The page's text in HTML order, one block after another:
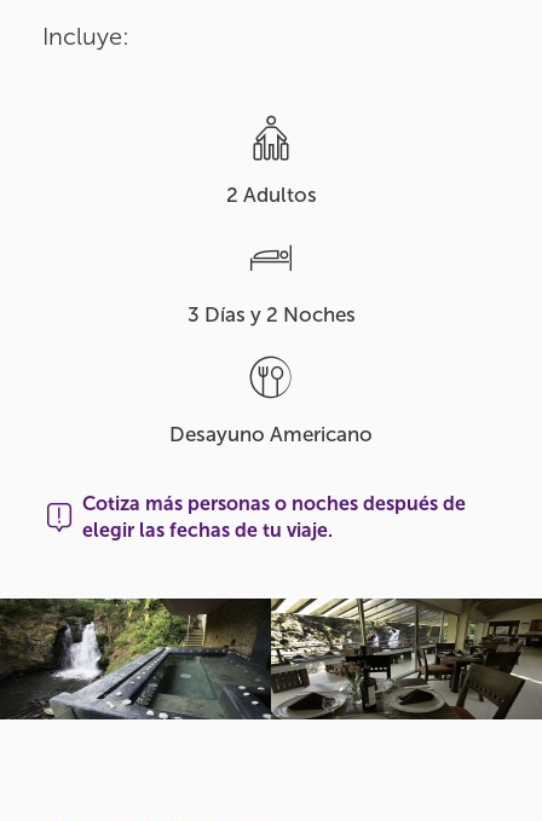
Incluye:
2 Adultos
3 Días y 2 Noches
Desayuno Americano
Cotiza más personas o noches después de
elegir las fechas de tu viaje.